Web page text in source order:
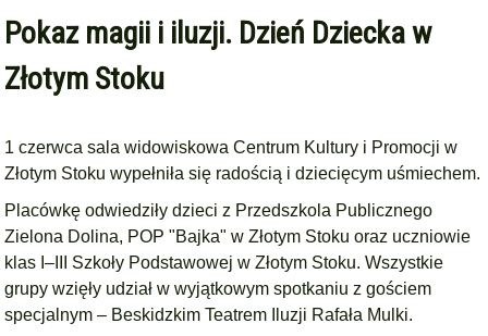
Pokaz magii i iluzji. Dzień Dziecka w
Złotym Stoku
1 czerwca sala widowiskowa Centrum Kultury i Promocji w
Złotym Stoku wypełniła się radością i dziecięcym uśmiechem.
Placówkę odwiedziły dzieci z Przedszkola Publicznego
Zielona Dolina, POP "Bajka" w Złotym Stoku oraz uczniowie
klas I–III Szkoły Podstawowej w Złotym Stoku. Wszystkie
grupy wzięły udział w wyjątkowym spotkaniu z gościem
specjalnym – Beskidzkim Teatrem Iluzji Rafała Mulki.